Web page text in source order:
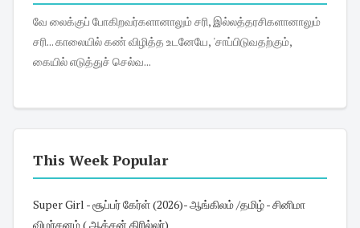
வே லைக்குப் போகிறவர்களானாலும் சரி, இல்லத்தரசிகளானாலும்
சரி... காலையில் கண் விழித்த உடனேயே, 'சாப்பிடுவதற்கும்,
கையில் எடுத்துச் செல்வ...
This Week Popular
Super Girl - சூப்பர் கேர்ள் (2026)- ஆங்கிலம் /தமிழ் - சினிமா
விமர்சனம் ( ஆக்சன் திரில்லர்)